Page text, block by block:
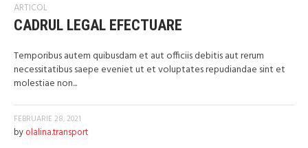
ARTICOL
CADRUL LEGAL EFECTUARE
Temporibus autem quibusdam et aut officiis debitis aut rerum
necessitatibus saepe eveniet ut et voluptates repudiandae sint et
molestiae non...
FEBRUARIE 28, 2021
byolalina.transport